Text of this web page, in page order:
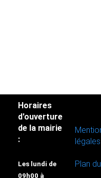
Horaires
d'ouverture
de la mairie
:
Les lundi de
09h00 à
légales
Plan